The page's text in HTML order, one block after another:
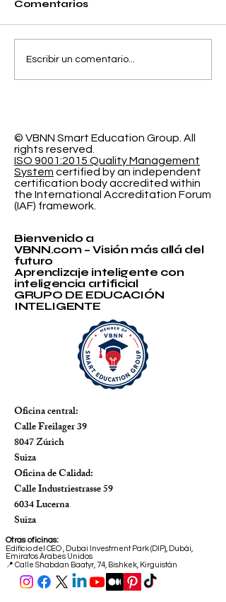
Separando la
Precisión y el Error
Comentarios
Escribir un comentario...
© VBNN Smart Education Group. All
rights reserved.
ISO 9001:2015 Quality Management
System certified by an independent
certification body accredited within
the International Accreditation Forum
(IAF) framework.
Bienvenido a
VBNN.com – Visión más allá del
futuro
Aprendizaje inteligente con
inteligencia artificial
GRUPO DE EDUCACIÓN
INTELIGENTE
Oficina central:
Calle Freilager 39
8047 Zúrich
Suiza
Oficina de Calidad:
Calle Industriestrasse 59
6034 Lucerna
Suiza
Otras oficinas:
Edificio del CEO
Dubai Investment Park (DIP), Dubái,
Emiratos Árabes Unidos
📍 Calle Shabdan Baatyr, 74, Bishkek, Kirguistán